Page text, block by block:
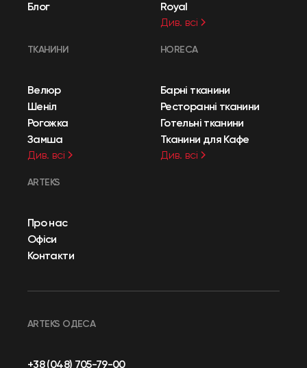
Блог
Royal
Див. всі
ТКАНИНИ
Велюр
Шеніл
Рогожка
Замша
Див. всі
HORECA
Барні тканини
Ресторанні тканини
Готельні тканини
Тканини для Кафе
Див. всі
ARTEKS
Про нас
Офіси
Контакти
ARTEKS ОДЕСА
+38 (048) 705-79-00